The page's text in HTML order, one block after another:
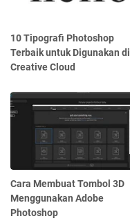
10 Tipografi Photoshop
Terbaik untuk Digunakan di
Creative Cloud
Cara Membuat Tombol 3D
Menggunakan Adobe
Photoshop